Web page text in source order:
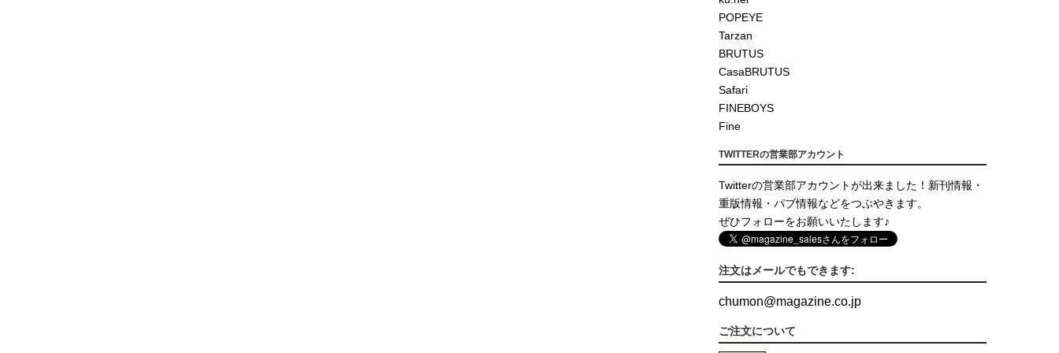
POPEYE
Tarzan
BRUTUS
CasaBRUTUS
Safari
FINEBOYS
Fine
TWITTERの営業部アカウント
Twitterの営業部アカウントが出来ました！新刊情報・
重版情報・パブ情報などをつぶやきます。
ぜひフォローをお願いいたします♪
注文はメールでもできます:
chumon@magazine.co.jp
ご注文について